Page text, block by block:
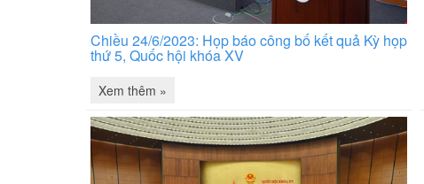
Chiều 24/6/2023: Họp báo công bố kết quả Kỳ họp
thứ 5, Quốc hội khóa XV
Xem thêm »